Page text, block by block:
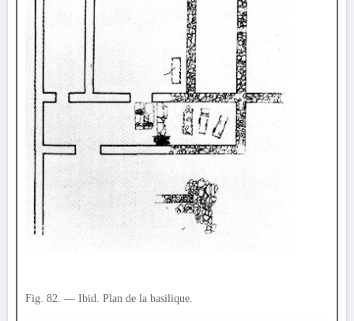
Fig. 82. — Ibid. Plan de la basilique.